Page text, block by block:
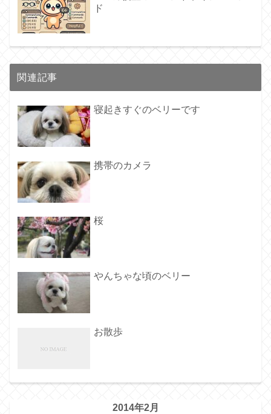
ド
関連記事
寝起きすぐのベリーです
携帯のカメラ
桜
やんちゃな頃のベリー
お散歩
2014年2月